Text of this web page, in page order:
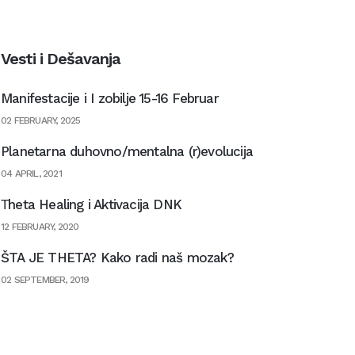
Vesti i Dešavanja
Manifestacije i I zobilje 15-16 Februar
02 FEBRUARY, 2025
Planetarna duhovno/mentalna (r)evolucija
04 APRIL, 2021
Тheta Healing i Aktivacija DNK
12 FEBRUARY, 2020
ŠTA JE THETA? Kako radi naš mozak?
02 SEPTEMBER, 2019